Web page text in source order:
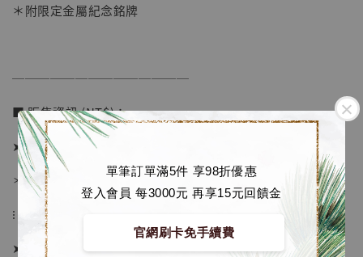
單筆訂單滿5件 享98折優惠
登入會員 每3000元 再享15元回饋金
官網刷卡免手續費
＊附限定金屬紀念銘牌
──────────────
■ 販售資訊 (NT$)：
➤ 價格 5080元 (訂金2480)
＊ 國際運費另計
⁝
➤ 預購截止日：待工作室通知